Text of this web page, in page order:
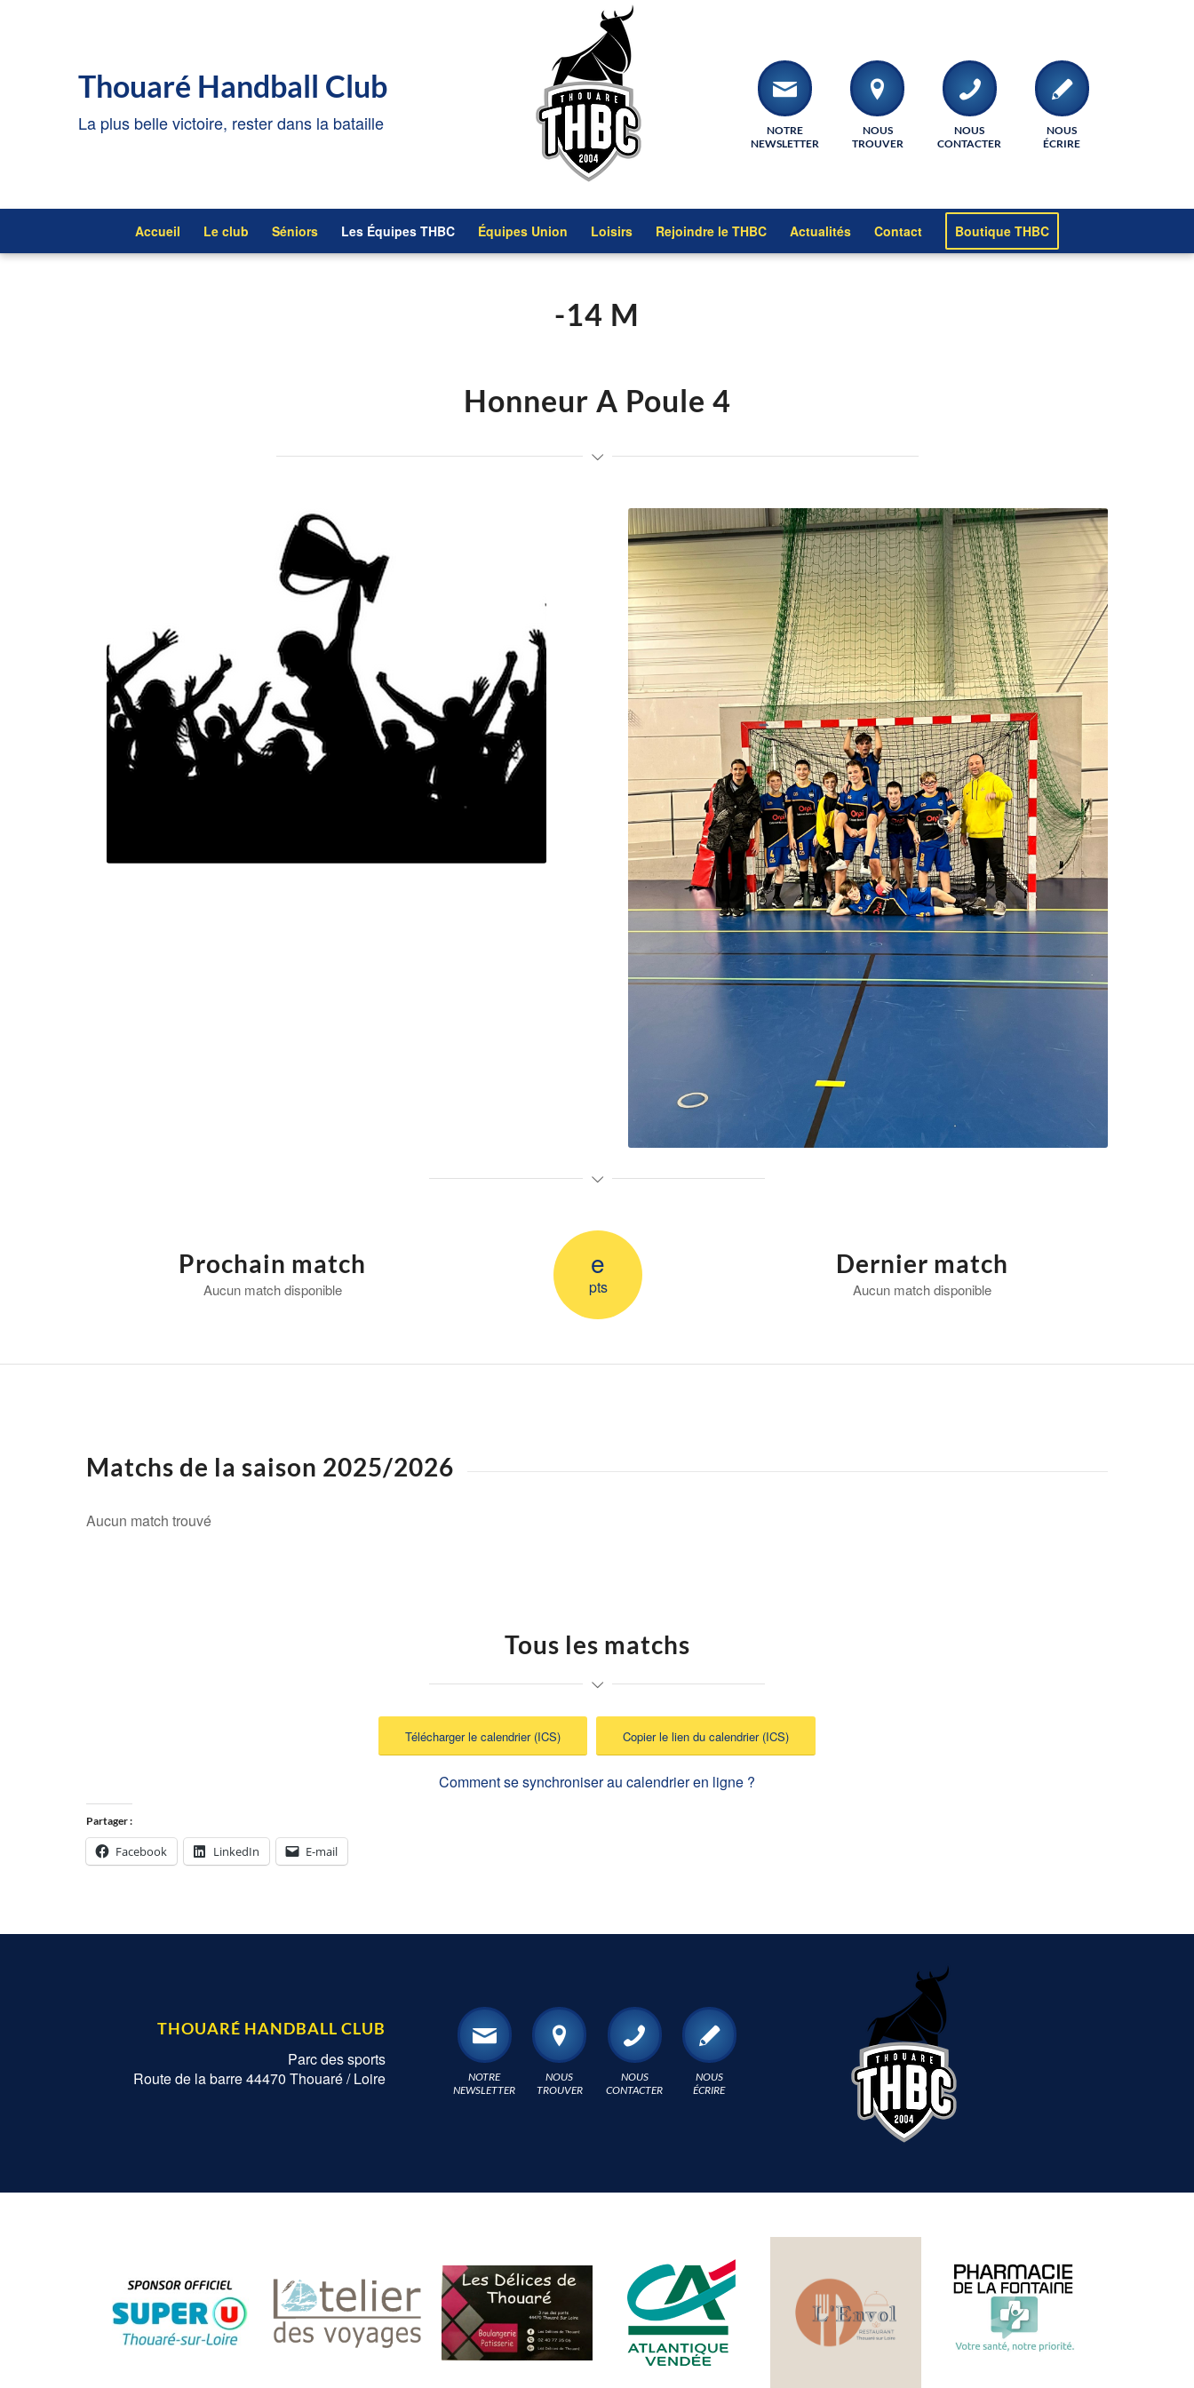
Thouaré Handball Club
La plus belle victoire, rester dans la bataille
NOTRE
NEWSLETTER
NOUS
TROUVER
NOUS
CONTACTER
NOUS
ÉCRIRE
Accueil Le club Séniors Les Équipes THBC Équipes Union Loisirs Rejoindre le THBC Actualités Contact Boutique THBC
-14 M
Honneur A Poule 4
Prochain match
Aucun match disponible
e
pts
Dernier match
Aucun match disponible
Matchs de la saison 2025/2026
Aucun match trouvé
Tous les matchs
Télécharger le calendrier (ICS) Copier le lien du calendrier (ICS)
Comment se synchroniser au calendrier en ligne ?
Partager :
Facebook LinkedIn E-mail
THOUARÉ HANDBALL CLUB
Parc des sports
Route de la barre 44470 Thouaré / Loire
NOTRE
NEWSLETTER
NOUS
TROUVER
NOUS
CONTACTER
NOUS
ÉCRIRE